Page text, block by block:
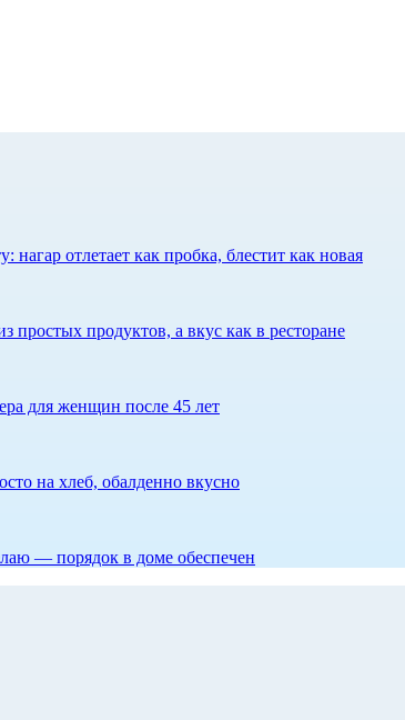
отлетает как пробка, блестит как новая
простых продуктов, а вкус как в ресторане
для женщин после 45 лет
на хлеб, обалденно вкусно
— порядок в доме обеспечен